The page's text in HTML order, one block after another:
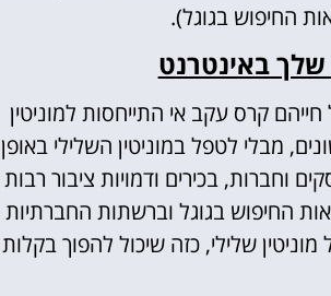
החיפוש בגוגל).
שלך באינטרנט‏
קרס עקב אי התייחסות למוניטין
מבלי לטפל במוניטין השלילי באופן
וחברות, בכירים ודמויות ציבור רבות
החיפוש בגוגל וברשתות החברתיות
שלילי, כזה שיכול להפוך בקלות